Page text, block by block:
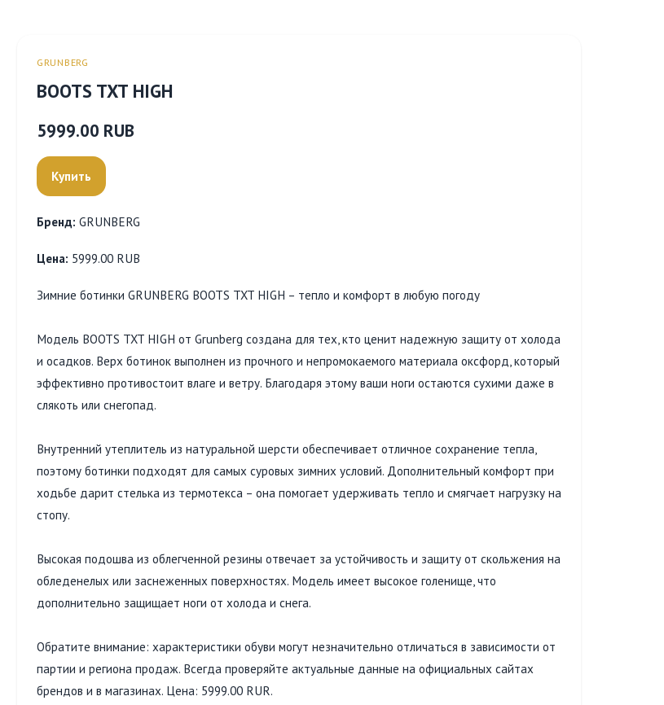
GRUNBERG
BOOTS TXT HIGH
5999.00 RUB
Купить
Бренд: GRUNBERG
Цена: 5999.00 RUB
Зимние ботинки GRUNBERG BOOTS TXT HIGH – тепло и комфорт в любую погоду
Модель BOOTS TXT HIGH от Grunberg создана для тех, кто ценит надежную защиту от холода
и осадков. Верх ботинок выполнен из прочного и непромокаемого материала оксфорд, который
эффективно противостоит влаге и ветру. Благодаря этому ваши ноги остаются сухими даже в
слякоть или снегопад.
Внутренний утеплитель из натуральной шерсти обеспечивает отличное сохранение тепла,
поэтому ботинки подходят для самых суровых зимних условий. Дополнительный комфорт при
ходьбе дарит стелька из термотекса – она помогает удерживать тепло и смягчает нагрузку на
стопу.
Высокая подошва из облегченной резины отвечает за устойчивость и защиту от скольжения на
обледенелых или заснеженных поверхностях. Модель имеет высокое голенище, что
дополнительно защищает ноги от холода и снега.
Обратите внимание: характеристики обуви могут незначительно отличаться в зависимости от
партии и региона продаж. Всегда проверяйте актуальные данные на официальных сайтах
брендов и в магазинах. Цена: 5999.00 RUR.